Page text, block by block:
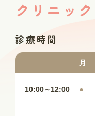
クリニック
診療時間
月
10:00～12:00 ●